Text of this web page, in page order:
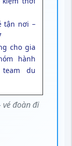
đoàn đi
tận nơi –
cho gia
hành
du